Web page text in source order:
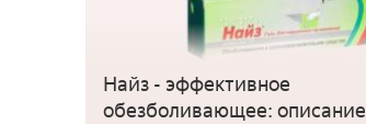
Найз - эффективное
обезболивающее: описание